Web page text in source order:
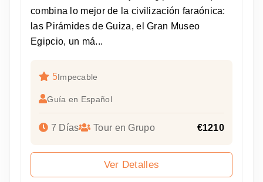
combina lo mejor de la civilización faraónica:
las Pirámides de Guiza, el Gran Museo
Egipcio, un má...
5Impecable
Guía en Español
7 Días Tour en Grupo €1210
Ver Detalles